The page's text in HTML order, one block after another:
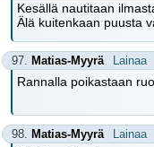
Kesällä nautitaan
Älä kuitenkaan puusta
97. Matias-Myyrä Lainaa
Rannalla poikastaan
98. Matias-Myyrä Lainaa